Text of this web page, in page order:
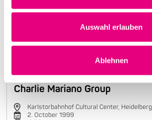
Auswahl erlauben
Ablehnen
Learn more
Charlie Mariano Group
Karlstorbahnhof Cultural Center, Heidelberg
2. October 1999